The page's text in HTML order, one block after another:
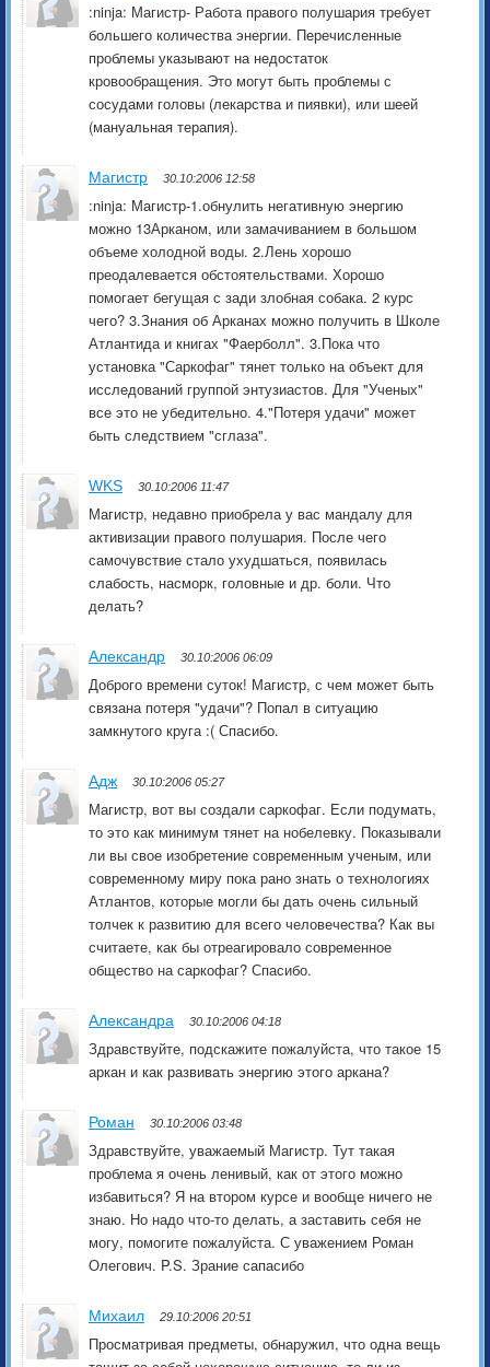
:ninja: Магистр- Работа правого полушария требует
большего количества энергии. Перечисленные
проблемы указывают на недостаток
кровообращения. Это могут быть проблемы с
сосудами головы (лекарства и пиявки), или шеей
(мануальная терапия).
Магистр 30.10:2006 12:58
:ninja: Магистр-1.обнулить негативную энергию
можно 13Арканом, или замачиванием в большом
объеме холодной воды. 2.Лень хорошо
преодалевается обстоятельствами. Хорошо
помогает бегущая с зади злобная собака. 2 курс
чего? 3.Знания об Арканах можно получить в Школе
Атлантида и книгах "Фаерболл". 3.Пока что
установка "Саркофаг" тянет только на объект для
исследований группой энтузиастов. Для "Ученых"
все это не убедительно. 4."Потеря удачи" может
быть следствием "сглаза".
WKS 30.10:2006 11:47
Магистр, недавно приобрела у вас мандалу для
активизации правого полушария. После чего
самочувствие стало ухудшаться, появилась
слабость, насморк, головные и др. боли. Что
делать?
Александр 30.10:2006 06:09
Доброго времени суток! Магистр, с чем может быть
связана потеря "удачи"? Попал в ситуацию
замкнутого круга :( Спасибо.
Адж 30.10:2006 05:27
Магистр, вот вы создали саркофаг. Если подумать,
то это как минимум тянет на нобелевку. Показывали
ли вы свое изобретение современным ученым, или
современному миру пока рано знать о технологиях
Атлантов, которые могли бы дать очень сильный
толчек к развитию для всего человечества? Как вы
считаете, как бы отреагировало современное
общество на саркофаг? Спасибо.
Александра 30.10:2006 04:18
Здравствуйте, подскажите пожалуйста, что такое 15
аркан и как развивать энергию этого аркана?
Роман 30.10:2006 03:48
Здравствуйте, уважаемый Магистр. Тут такая
проблема я очень ленивый, как от этого можно
избавиться? Я на втором курсе и вообще ничего не
знаю. Но надо что-то делать, а заставить себя не
могу, помогите пожалуйста. С уважением Роман
Олегович. P.S. Зрание сапасибо
Михаил 29.10:2006 20:51
Просматривая предметы, обнаружил, что одна вещь